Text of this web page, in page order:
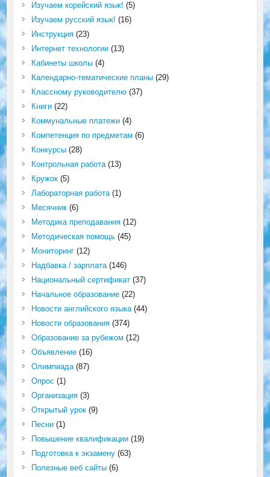
Изучаем корейский язык! (5)
Изучаем русский язык! (16)
Инструкция(23)
Интернет технологии(13)
Кабинеты школы(4)
Календарно-тематические планы(29)
Классному руководителю(37)
Книги(22)
Коммунальные платежи(4)
Компетенция по предметам (6)
Конкурсы(28)
Контрольная работа(13)
Кружок(5)
Лабораторная работа(1)
Месячник(6)
Методика преподавания(12)
Методическая помощь(45)
Мониторинг(12)
Надбавка / зарплата(146)
Национальный сертификат(37)
Начальное образование(22)
Новости английского языка(44)
Новости образования(374)
Образование за рубежом (12)
Объявление(16)
Олимпиада(87)
Опрос (1)
Организация(3)
Открытый урок(9)
Песни(1)
Повышение квалификации(19)
Подготовка к экзамену(63)
Полезные веб сайты(6)